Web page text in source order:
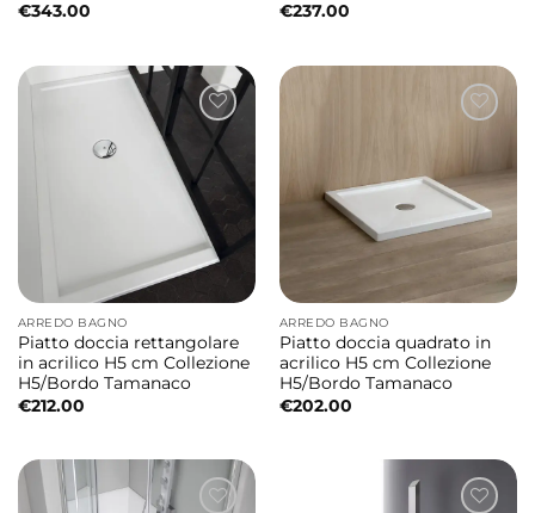
€343.00
€237.00
ARREDO BAGNO
Piatto doccia rettangolare
in acrilico H5 cm Collezione
H5/Bordo Tamanaco
€212.00
ARREDO BAGNO
Piatto doccia quadrato in
acrilico H5 cm Collezione
H5/Bordo Tamanaco
€202.00